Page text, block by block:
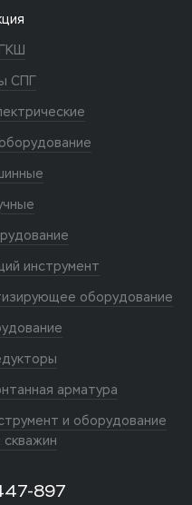
СПГ
инструмент
оборудование
арматура
и оборудование
скважин
897